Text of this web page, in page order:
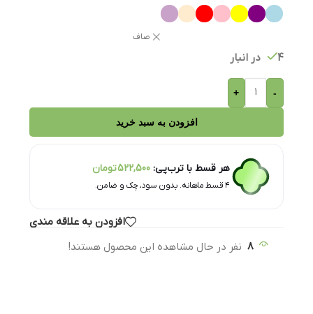
صاف
4 در انبار
-
+
افزودن به سبد خرید
هر قسط با ترب‌پی:522,500تومان
۴ قسط ماهانه. بدون سود، چک و ضامن.
افزودن به علاقه مندی
8 نفر در حال مشاهده این محصول هستند!